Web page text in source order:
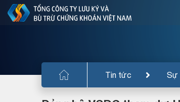
Tin tức Sự